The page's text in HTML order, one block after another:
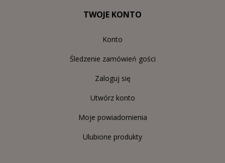
TWOJE KONTO
Konto
Śledzenie zamówień gości
Zaloguj się
Utwórz konto
Moje powiadomienia
Ulubione produkty